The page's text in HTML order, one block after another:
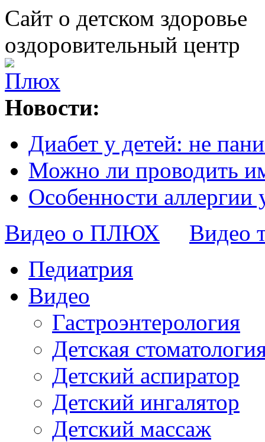
Сайт о детском здоровье
оздоровительный центр
Новости:
Диабет у детей: не
Можно ли проводить
Особенности аллергии
Видео о ПЛЮХ
Видео
Педиатрия
Видео
Гастроэнтерология
Детская
Детский аспиратор
Детский ингалятор
Детский массаж